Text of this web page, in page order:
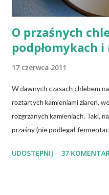
O przaśnych
podpłomykach i
17 czerwca 2011
W dawnych czasach chlebem
roztartych kamieniami ziaren,
rozgrzanych kamieniach. Taki,
przaśny (nie podlegał
podpłomykami. Hindusi mówią
UDOSTĘPNIJ 37